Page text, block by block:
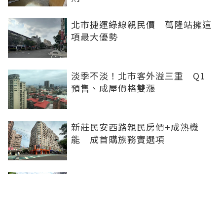
北市捷運綠線親民價 萬隆站擁這
項最大優勢
淡季不淡！北市客外溢三重 Q1
預售、成屋價格雙漲
新莊民安西路親民房價+成熟機
能 成首購族務實選項